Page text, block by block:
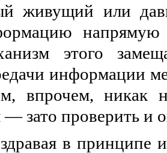
живущий или
напрямую
этого
информации
впрочем, никак
— зато проверить и
в принципе